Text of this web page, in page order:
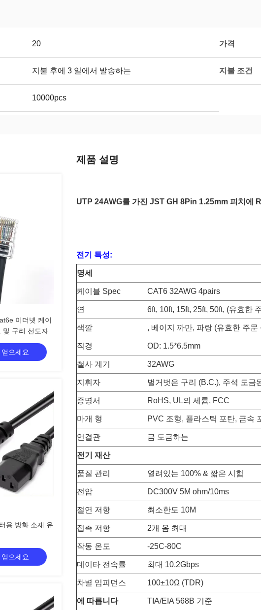
20 가격
지불 후에 3 일에서 발송하는 지불 조건
10000pcs
이더넷 케이
및 구리 선도자
으세요
용 방화 소재 유
으세요
제품 설명
UTP 24AWG를 가진 JST GH 8Pin 1.25mm 피치에
전기 특성:
명세
케이블 Spec CAT6 32AWG 4pairs
연 6ft, 10ft, 15ft, 25ft, 50ft, (유효한
색깔 , 베이지 까만, 파랑 (유효한 주문
직경 OD: 1.5*6.5mm
철사 계기 32AWG
지휘자 벌거벗은 구리 (B.C.), 주석 도금
증명서 RoHS, UL의 세륨, FCC
마개 형 PVC 조형, 플라스틱 포탄, 금속
연결관 금 도금하는
전기 재산
품질 관리 열려있는 100% & 짧은 시험
전압 DC300V 5M ohm/10ms
절연 저항 최소한도 10M
접촉 저항 2개 옴 최대
작동 온도 -25C-80C
데이타 전속률 최대 10.2Gbps
차별 임피던스 100±10Ω (TDR)
에 따릅니다 TIA/EIA 568B 기준